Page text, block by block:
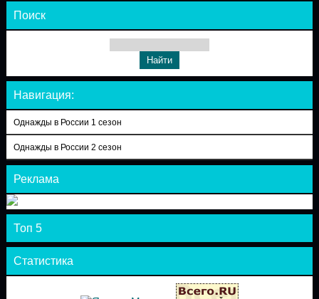
Поиск
Навигация:
Однажды в России 1 сезон
Однажды в России 2 сезон
Реклама
Топ 5
Статистика